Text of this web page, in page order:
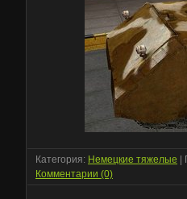
Категория: Немецкие тяжелые
Комментарии (0)